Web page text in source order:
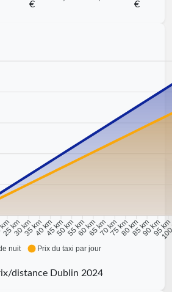
€
€
25 km30 km35 km40 km45 km50 km55 km60 km65 km70 km75 km80 km85 km90 km95 km
nuit Prix du taxi par jour
distance Dublin 2024